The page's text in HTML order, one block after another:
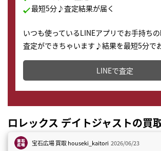
最短5分♪査定結果が届く
いつも使っているLINEアプリでお手持ち
査定ができちゃいます♪結果を最短5分で
どこからでもすぐに査定金額を知ること
LINEで査定
ロレックス デイトジャストの買
宝石広場 買取houseki_kaitori 2026/06/23